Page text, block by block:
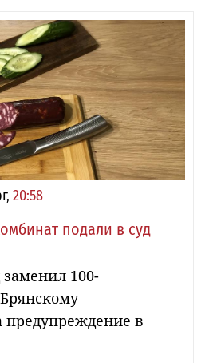
20:58
подали в суд
100-
предупреждение в